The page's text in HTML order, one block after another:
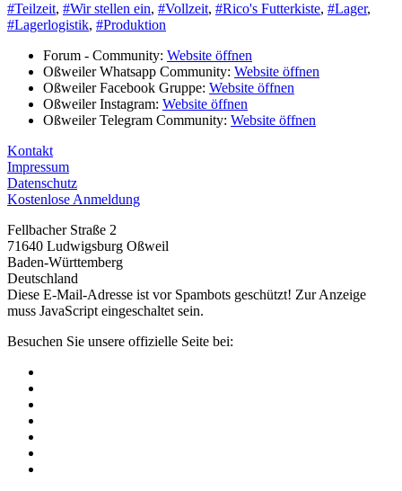
#Teilzeit, #Wir stellen ein, #Vollzeit, #Rico's Futterkiste, #Lager,
#Lagerlogistik, #Produktion
Forum - Community: Website öffnen
Oßweiler Whatsapp Community: Website öffnen
Oßweiler Facebook Gruppe: Website öffnen
Oßweiler Instagram: Website öffnen
Oßweiler Telegram Community: Website öffnen
Kontakt
Impressum
Datenschutz
Kostenlose Anmeldung
Fellbacher Straße 2
71640 Ludwigsburg Oßweil
Baden-Württemberg
Deutschland
Diese E-Mail-Adresse ist vor Spambots geschützt! Zur Anzeige
muss JavaScript eingeschaltet sein.
Besuchen Sie unsere offizielle Seite bei: